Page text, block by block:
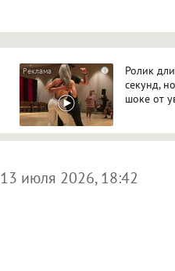
i
Ролик
секунд,
шоке от
13 июля 2026, 18:42